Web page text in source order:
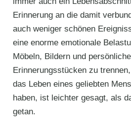
Erinnerung an die damit
auch weniger schönen
eine enorme emotionale
Möbeln, Bildern und
Erinnerungsstücken zu
das Leben eines geliebten
haben, ist leichter gesagt, als
getan.